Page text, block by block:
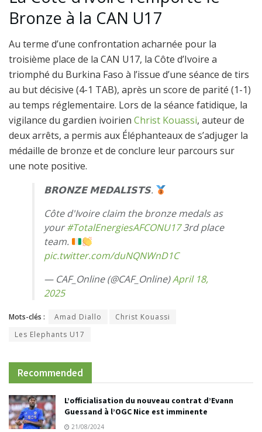
Bronze à la CAN U17
Au terme d’une confrontation acharnée pour la
troisième place de la CAN U17, la Côte d’Ivoire a
triomphé du Burkina Faso à l’issue d’une séance de tirs
au but décisive (4-1 TAB), après un score de parité (1-1)
au temps réglementaire. Lors de la séance fatidique, la
vigilance du gardien ivoirien Christ Kouassi, auteur de
deux arrêts, a permis aux Éléphanteaux de s’adjuger la
médaille de bronze et de conclure leur parcours sur
une note positive.
𝗕𝗥𝗢𝗡𝗭𝗘 𝗠𝗘𝗗𝗔𝗟𝗜𝗦𝗧𝗦.
Côte d'Ivoire claim the bronze medals as
your#TotalEnergiesAFCONU173rd place
team.
pic.twitter.com/duNQNWnD1C
— CAF_Online (@CAF_Online)April 18,
2025
Mots-clés : Amad Diallo
Christ Kouassi
Les Elephants U17
Recommended
L’officialisation du nouveau contrat d’Evann
Guessand à l’OGC Nice est imminente
21/08/2024